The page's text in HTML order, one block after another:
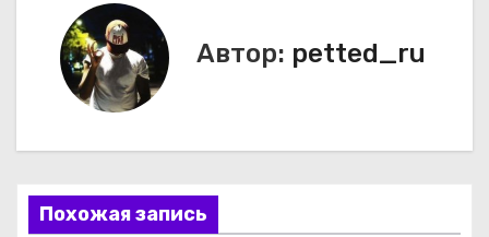
ц
и
Автор: petted_ru
Похожая запись